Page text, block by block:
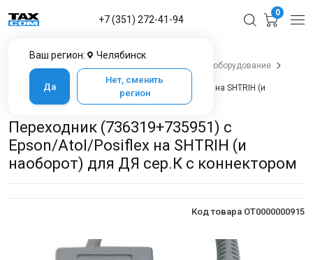
Ваш регион: Челябинск
Да
Нет, сменить
регион
+7 (351) 272-41-94
0
POS-оборудование
Денежные ящики
Переходник (736319+735951) с Epson/Atol/Posiflex на SHTRIH (и
наоборот) для ДЯ сер.К с коннектором
Переходник (736319+735951) с
Epson/Atol/Posiflex на SHTRIH (и
наоборот) для ДЯ сер.К с коннектором
Код товара OT0000000915